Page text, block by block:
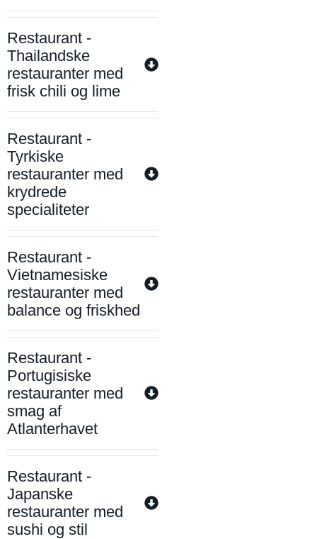
Restaurant -
Thailandske
restauranter med
frisk chili og lime
Restaurant -
Tyrkiske
restauranter med
krydrede
specialiteter
Restaurant -
Vietnamesiske
restauranter med
balance og friskhed
Restaurant -
Portugisiske
restauranter med
smag af
Atlanterhavet
Restaurant -
Japanske
restauranter med
sushi og stil